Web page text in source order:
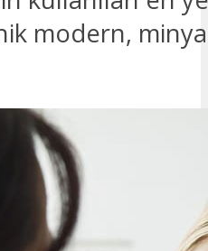
modern,